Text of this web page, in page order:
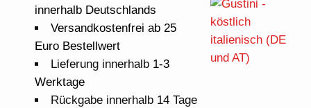
innerhalb Deutschlands
Versandkostenfrei ab 25
Euro Bestellwert
Lieferung innerhalb 1-3
Werktage
Rückgabe innerhalb 14 Tage